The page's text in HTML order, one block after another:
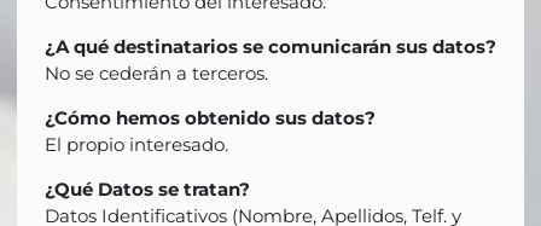
¿A qué destinatarios se comunicarán sus datos?
No se cederán a terceros.
¿Cómo hemos obtenido sus datos?
El propio interesado.
¿Qué Datos se tratan?
Datos Identificativos (Nombre, Apellidos, Telf. y